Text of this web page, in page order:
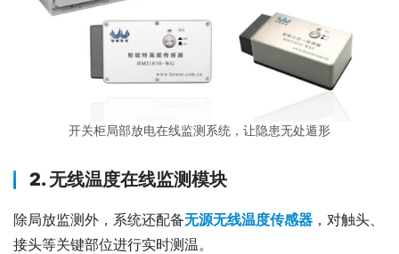
开关柜局部放电在线监测系统，让隐患无处遁形
2. 无线温度在线监测模块
除局放监测外，系统还配备无源无线温度传感器 ，对触头、
接头等关键部位进行实时测温。